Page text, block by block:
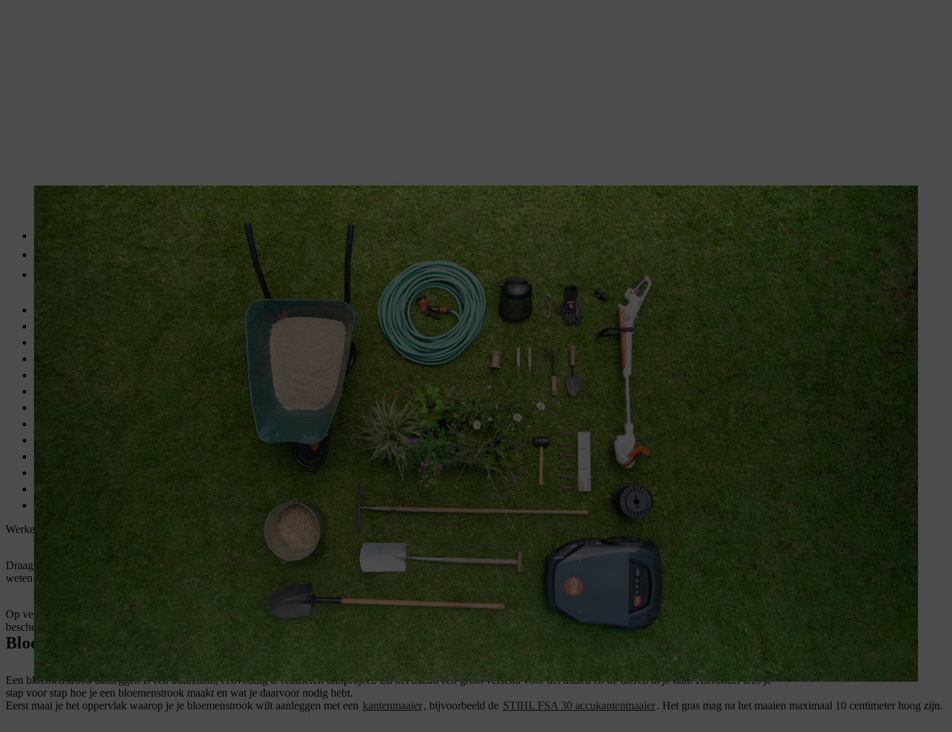
Het juiste materiaal voor een bloemenstrook wordt klaargelegd.
2
, eenvoudig dekvloerzand/speelzand
Struiken en grassen, pot van 9 stuks, ca. 8/m
2
Kies, ongeveer 8-12 millimeter, ongeveer 150 kg/m 2(leidt tot een hoogte van 10 centimeter)
Kantenmaaier, bijvoorbeeld de
STIHL FSA 30 accukantenmaaier
Robotmaaier, bijvoorbeeld de
STIHL iMOW® 7 EVO
Eventueel een grasmaaier, bijvoorbeeld de
RMA 448 V accugrasmaaier
Werken met krachtige machines is leuk en doet je boven jezelf uitstijgen. Maar je moet ook kunnen rekenen op effectieve en veilige veiligheidskleding.
Draag bij het werken met de machines van STIHL altijd je persoonlijke veiligheidsuitrusting . Raadpleeg degebruiksaanwijzing
van het product voor meer informatie. Vóór het eerste gebruik moet je goed
weten hoe de machine werkt en ervoor zorgen dat deze vóór elk gebruik in perfecte staat is.
Op verzoek maakt je
je machines met plezier klaar voor de eerste klus en adviseert je ook over de soorten veiligheidskleding die je op je gemak kan passen. Denk eraan dat persoonlijke
beschermingsuitrusting geen vervanging is voor een veilige werkmethode.
Bloemenstrook aanleggen: instructies
Een bloemenstrook aanleggen is een duurzaam, eenvoudig te realiseren tuinproject. En het maakt een groot verschil voor het milieu en de dieren in je tuin. Hieronder lees je
stap voor stap hoe je een bloemenstrook maakt en wat je daarvoor nodig hebt.
Eerst maai je het oppervlak waarop je je bloemenstrook wilt aanleggen met een kantenmaaier, bijvoorbeeld de STIHL FSA 30 accukantenmaaier. Het gras mag na het maaien maximaal 10 centimeter hoog zijn.